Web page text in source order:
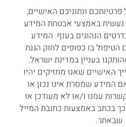
פרטיותכם ונתוניכם האישיים,
באמצעי אבטחת המידע
הנהוגים בענף. המידע
הטיפול בו כפופים לחוק הגנת
בעניין במדינת ישראל.
האישיים שאנו מחזיקים יהיו
המידע שמסרת אינו נכון או
עמנו ו/או לא מעודכן או
כך בכתב באמצעות כתובת המייל
שבאתר.